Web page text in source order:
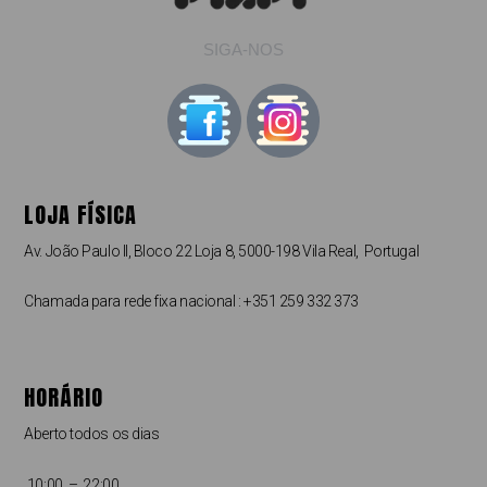
SIGA-NOS
LOJA FÍSICA
Av. João Paulo II, Bloco 22 Loja 8, 5000-198 Vila Real, Portugal
Chamada para rede fixa nacional : +351 259 332 373
HORÁRIO
Aberto todos os dias